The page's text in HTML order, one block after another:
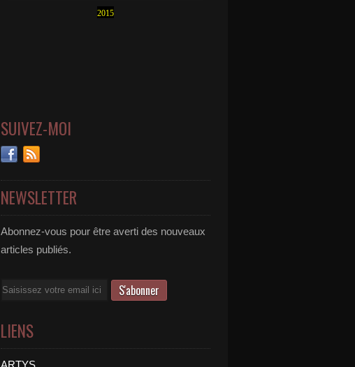
2015
SUIVEZ-MOI
NEWSLETTER
Abonnez-vous pour être averti des nouveaux
articles publiés.
Email
LIENS
ARTYS